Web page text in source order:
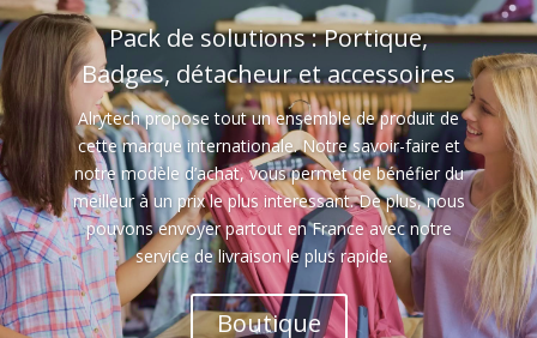
Pack de solutions : Portique,
Badges, détacheur et accessoires
Alrytech propose tout un ensemble de produit de
cette marque internationale. Notre savoir-faire et
notre modèle d’achat, vous permet de bénéfier du
meilleur à un prix le plus interessant. De plus, nous
pouvons envoyer partout en France avec notre
service de livraison le plus rapide.
Boutique